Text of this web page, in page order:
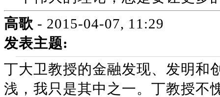
高歌 - 2015-04-07, 11:29
发表主题:
丁大卫教授的金融发现、发明和
浅，我只是其中之一。丁教授不